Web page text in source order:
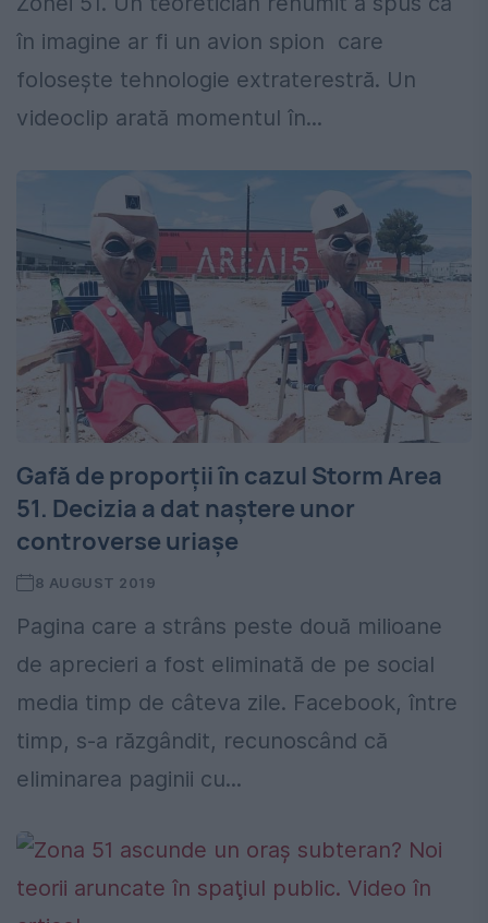
în imagine ar fi un avion spion care
folosește tehnologie extraterestră. Un
videoclip arată momentul în...
Gafă de proporții în cazul Storm Area
51. Decizia a dat naștere unor
controverse uriașe
8 AUGUST 2019
Pagina care a strâns peste două milioane
de aprecieri a fost eliminată de pe social
media timp de câteva zile. Facebook, între
timp, s-a răzgândit, recunoscând că
eliminarea paginii cu...